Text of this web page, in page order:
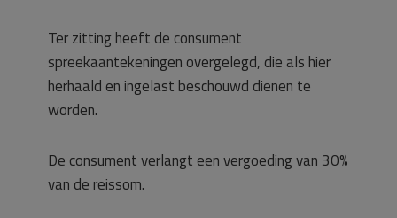
Ter zitting heeft de consument
spreekaantekeningen overgelegd, die als hier
herhaald en ingelast beschouwd dienen te
worden.
De consument verlangt een vergoeding van 30%
van de reissom.